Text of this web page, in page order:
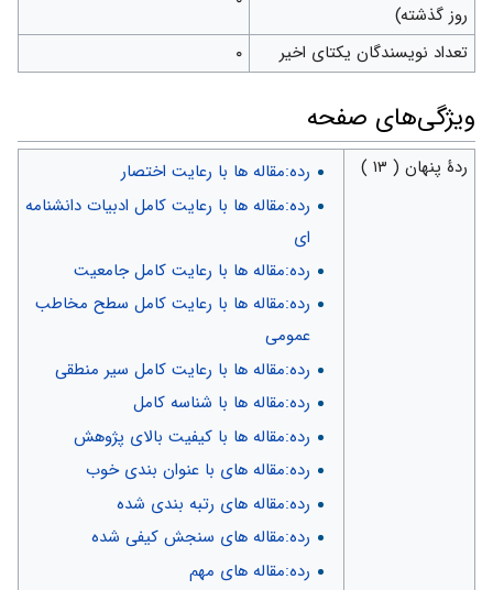
روز گذشته)
تعداد نویسندگان یکتای اخیر ۰
ويژگی‌های صفحه
ردهٔ پنهان ( ۱۳ )
رده:مقاله ها با رعایت اختصار
رده:مقاله ها با رعایت کامل ادبیات دانشنامه
ای
رده:مقاله ها با رعایت کامل جامعیت
رده:مقاله ها با رعایت کامل سطح مخاطب
عمومی
رده:مقاله ها با رعایت کامل سیر منطقی
رده:مقاله ها با شناسه کامل
رده:مقاله ها با کیفیت بالای پژوهش
رده:مقاله های با عنوان بندی خوب
رده:مقاله های رتبه بندی شده
رده:مقاله های سنجش کیفی شده
رده:مقاله های مهم